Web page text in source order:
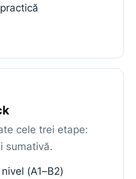
cele trei etape:
sumativă.
(A1–B2)